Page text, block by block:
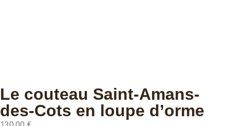
Le couteau Saint-Amans-
des-Cots en loupe d’orme